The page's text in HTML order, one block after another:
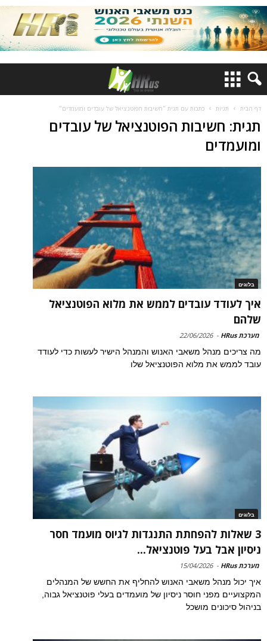
דף הבית תגיות כתבות עם תגית "חשיבות הפוטנציאל של עובדים ומועמדים"
תגית: חשיבות הפוטנציאל של עובדים
ומועמדים
בלוגים
איך לעודד עובדים לממש את מלוא הפוטנציאל
שלהם
מערכת HRus -
22/06/2026
מה צריכים מנהל משאבי האנוש והמנהל הישיר לעשות כדי לעודד
עובד לממש את מלוא הפוטנציאל שלו
בלוגים
3 שאלות להפחתת התנגדות לגיוס מועמד חסר
ניסיון אבל בעל פוטנציאל...
מערכת HRus -
15/04/2026
איך יכול מנהל משאבי האנוש להחליף את החשש של המנהלים
המקצועיים מפני חוסר ניסיון של מועמדים בעלי פוטנציאל גבוה,
בניהול סיכונים מושכל